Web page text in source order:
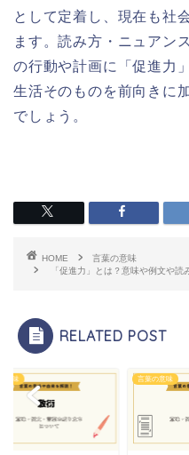
として定着し、現在も社
ます。読み方・ニュアン
の行動や計画に「促進力
生活そのものを前向きに
でしょう。
HOME
言葉の意味
「促進力」とは？意味や例文や読
RELATED POST
意味 言葉の意味